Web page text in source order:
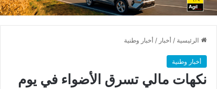
الرئيسية / أخبار / أخبار وطنية
أخبار وطنية
نكهات مالي تسرق الأضواء في يوم